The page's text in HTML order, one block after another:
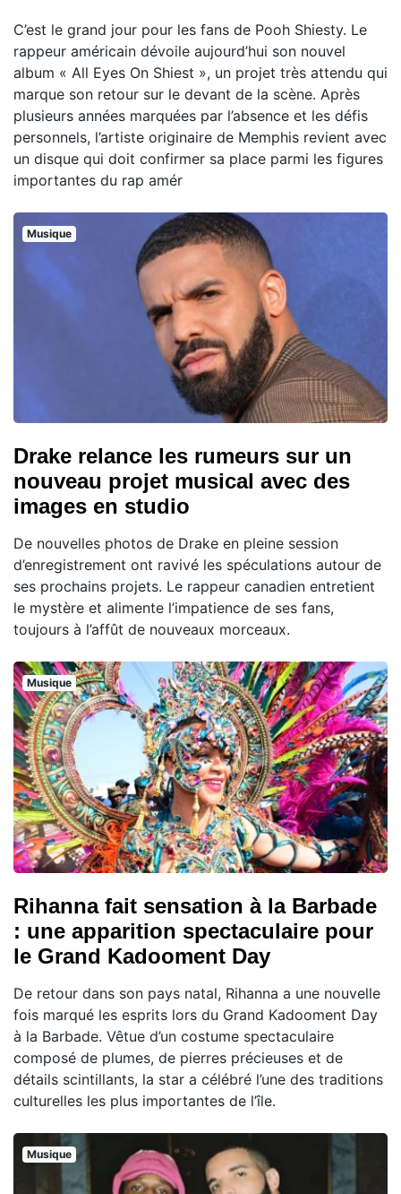
C’est le grand jour pour les fans de Pooh Shiesty. Le
rappeur américain dévoile aujourd’hui son nouvel
album « All Eyes On Shiest », un projet très attendu qui
marque son retour sur le devant de la scène. Après
plusieurs années marquées par l’absence et les défis
personnels, l’artiste originaire de Memphis revient avec
un disque qui doit confirmer sa place parmi les figures
importantes du rap amér
Musique
Drake relance les rumeurs sur un
nouveau projet musical avec des
images en studio
De nouvelles photos de Drake en pleine session
d’enregistrement ont ravivé les spéculations autour de
ses prochains projets. Le rappeur canadien entretient
le mystère et alimente l’impatience de ses fans,
toujours à l’affût de nouveaux morceaux.
Musique
Rihanna fait sensation à la Barbade
: une apparition spectaculaire pour
le Grand Kadooment Day
De retour dans son pays natal, Rihanna a une nouvelle
fois marqué les esprits lors du Grand Kadooment Day
à la Barbade. Vêtue d’un costume spectaculaire
composé de plumes, de pierres précieuses et de
détails scintillants, la star a célébré l’une des traditions
culturelles les plus importantes de l’île.
Musique